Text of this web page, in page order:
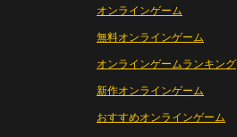
オンラインゲーム
無料オンラインゲーム
オンラインゲームランキング
新作オンラインゲーム
おすすめオンラインゲーム